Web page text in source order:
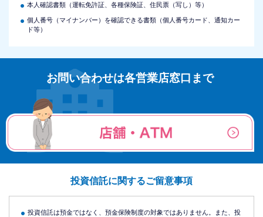
本人確認書類（運転免許証、各種保険証、住民票（写し）等）
個人番号（マイナンバー）を確認できる書類（個人番号カード、通知カー
ド等）
お問い合わせは各営業店窓口まで
投資信託に関するご留意事項
投資信託は預金ではなく、預金保険制度の対象ではありません。また、投